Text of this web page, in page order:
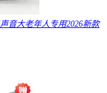
音大老年人专用2026新款